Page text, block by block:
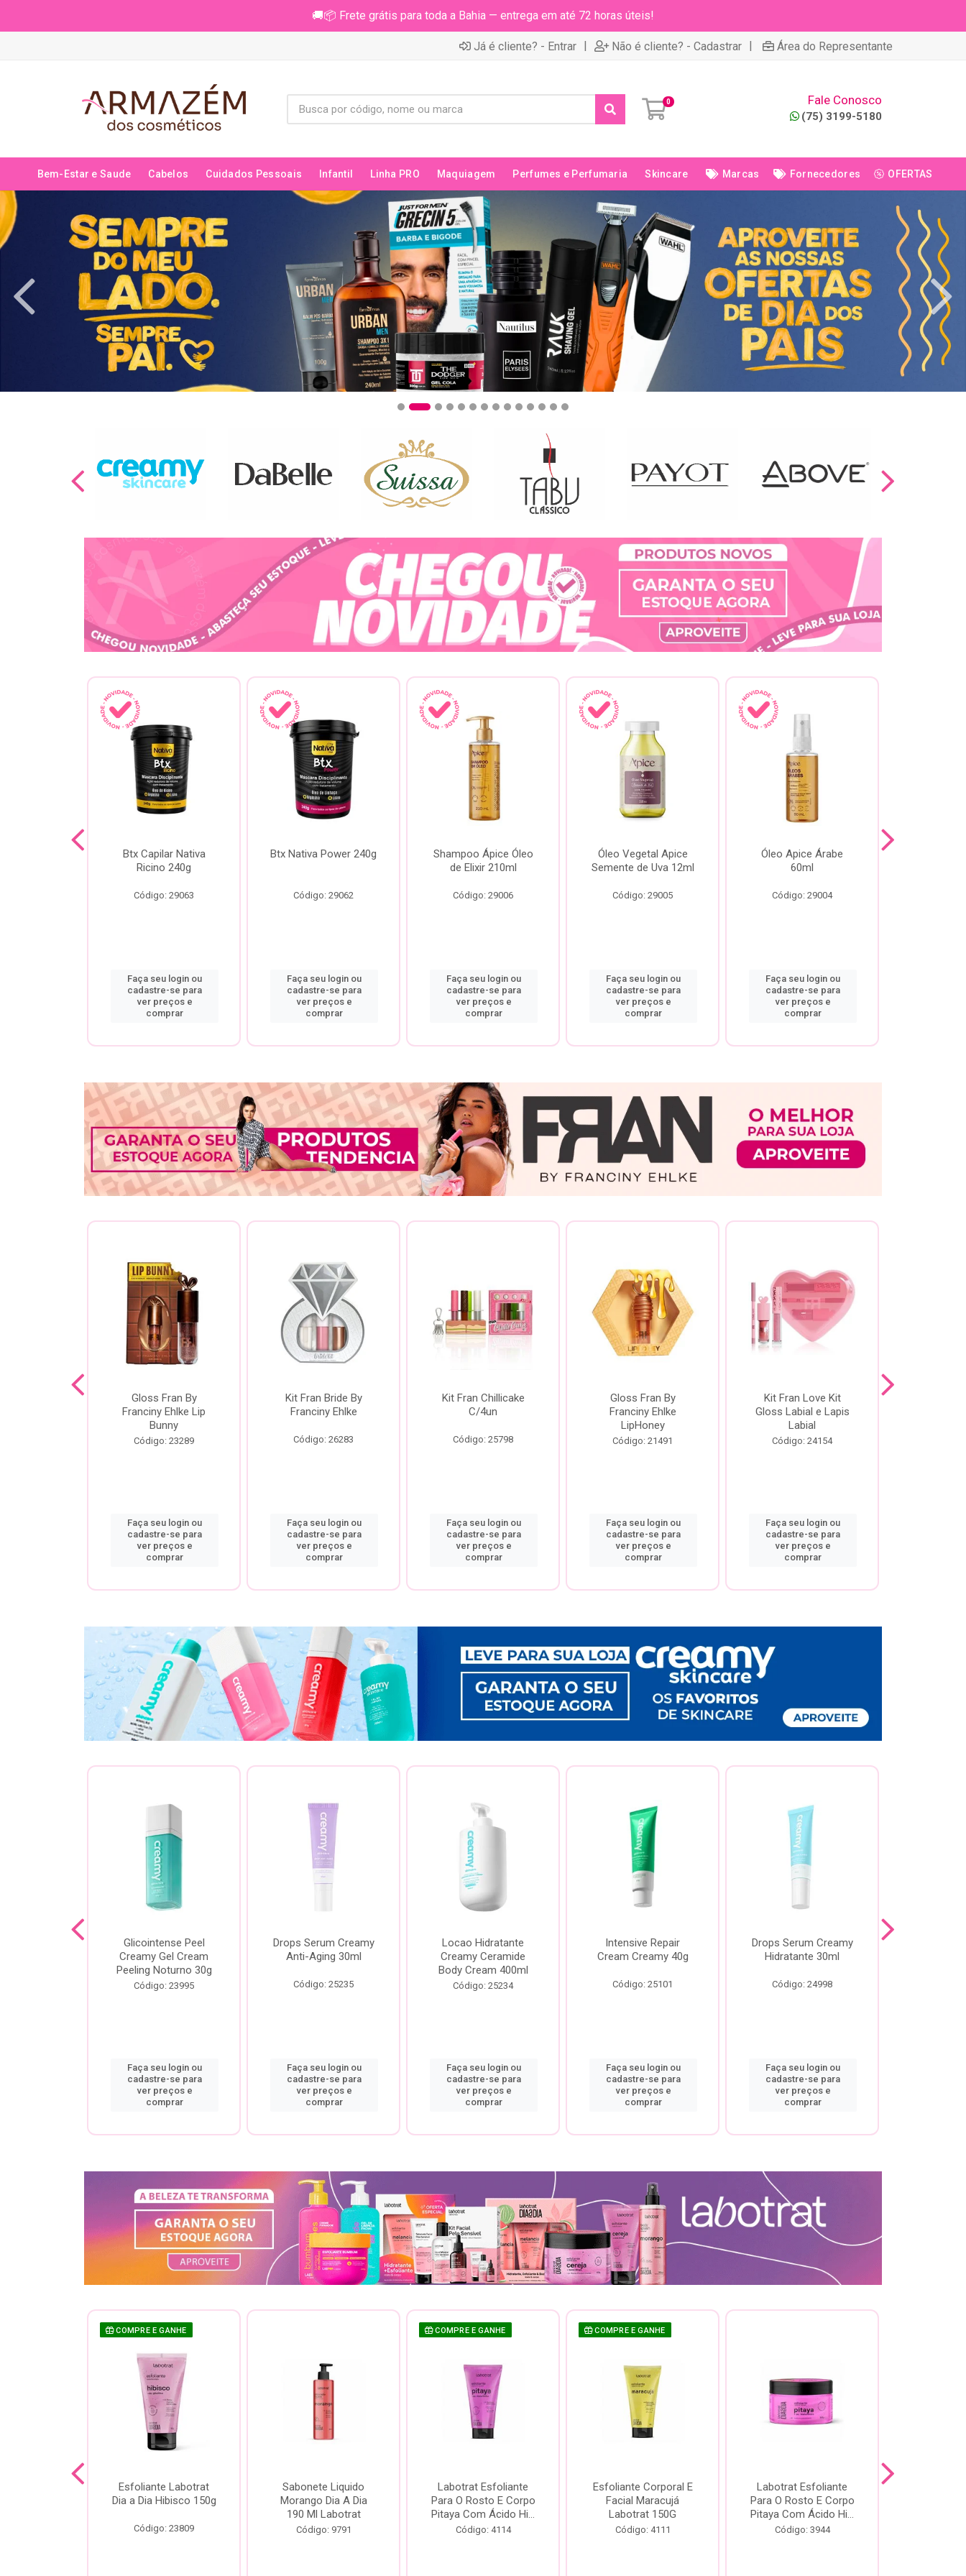
🚚📦 Frete grátis para toda a Bahia — entrega em até 72 horas úteis!
Já é cliente? - Entrar | Não é cliente? - Cadastrar | Área do Representante
0 Fale Conosco
(75) 3199-5180
Bem-Estar e Saude Cabelos Cuidados Pessoais Infantil Linha PRO Maquiagem Perfumes e Perfumaria Skincare Marcas Fornecedores OFERTAS
Btx Capilar Nativa
Ricino 240g
Código: 29063
Faça seu login ou
cadastre-se para
ver preços e
comprar
Btx Nativa Power 240g
Código: 29062
Faça seu login ou
cadastre-se para
ver preços e
comprar
Shampoo Ápice Óleo
de Elixir 210ml
Código: 29006
Faça seu login ou
cadastre-se para
ver preços e
comprar
Óleo Vegetal Apice
Semente de Uva 12ml
Código: 29005
Faça seu login ou
cadastre-se para
ver preços e
comprar
Óleo Apice Árabe
60ml
Código: 29004
Faça seu login ou
cadastre-se para
ver preços e
comprar
Gloss Fran By
Franciny Ehlke Lip
Bunny
Código: 23289
Faça seu login ou
cadastre-se para
ver preços e
comprar
Kit Fran Bride By
Franciny Ehlke
Código: 26283
Faça seu login ou
cadastre-se para
ver preços e
comprar
Kit Fran Chillicake
C/4un
Código: 25798
Faça seu login ou
cadastre-se para
ver preços e
comprar
Gloss Fran By
Franciny Ehlke
LipHoney
Código: 21491
Faça seu login ou
cadastre-se para
ver preços e
comprar
Kit Fran Love Kit
Gloss Labial e Lapis
Labial
Código: 24154
Faça seu login ou
cadastre-se para
ver preços e
comprar
Glicointense Peel
Creamy Gel Cream
Peeling Noturno 30g
Código: 23995
Faça seu login ou
cadastre-se para
ver preços e
comprar
Drops Serum Creamy
Anti-Aging 30ml
Código: 25235
Faça seu login ou
cadastre-se para
ver preços e
comprar
Locao Hidratante
Creamy Ceramide
Body Cream 400ml
Código: 25234
Faça seu login ou
cadastre-se para
ver preços e
comprar
Intensive Repair
Cream Creamy 40g
Código: 25101
Faça seu login ou
cadastre-se para
ver preços e
comprar
Drops Serum Creamy
Hidratante 30ml
Código: 24998
Faça seu login ou
cadastre-se para
ver preços e
comprar
COMPRE E GANHE
Esfoliante Labotrat
Dia a Dia Hibisco 150g
Código: 23809
Sabonete Liquido
Morango Dia A Dia
190 Ml Labotrat
Código: 9791
COMPRE E GANHE
Labotrat Esfoliante
Para O Rosto E Corpo
Pitaya Com Ácido Hi...
Código: 4114
COMPRE E GANHE
Esfoliante Corporal E
Facial Maracujá
Labotrat 150G
Código: 4111
Labotrat Esfoliante
Para O Rosto E Corpo
Pitaya Com Ácido Hi...
Código: 3944